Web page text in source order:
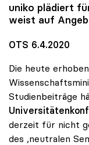
uniko plädiert
weist auf
OTS 6.4.2020
Die heute
Studienbeiträge
derzeit für nicht
des ,neutralen